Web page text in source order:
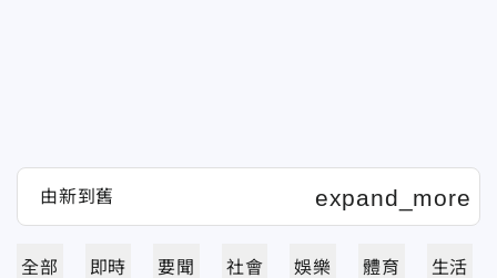
全部 即時 要聞 社會 娛樂 體育 生活